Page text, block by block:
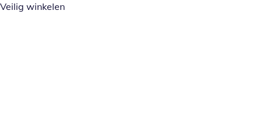
Veilig winkelen